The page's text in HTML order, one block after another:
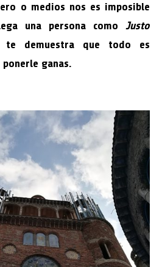
o medios nos es imposible
una persona como Justo
demuestra que todo es
ganas.